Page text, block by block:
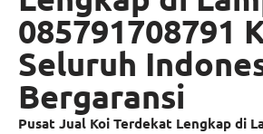
085791708791
Seluruh
Bergaransi
Pusat Jual Koi Terdekat Lengkap di